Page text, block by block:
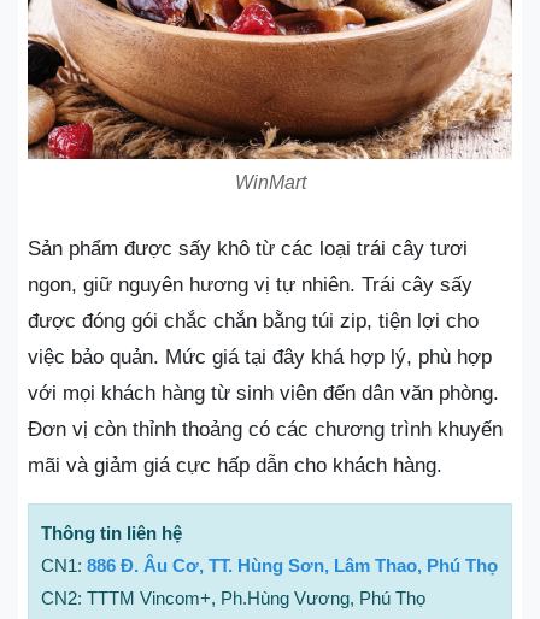
WinMart
Sản phẩm được sấy khô từ các loại trái cây tươi
ngon, giữ nguyên hương vị tự nhiên. Trái cây sấy
được đóng gói chắc chắn bằng túi zip, tiện lợi cho
việc bảo quản. Mức giá tại đây khá hợp lý, phù hợp
với mọi khách hàng từ sinh viên đến dân văn phòng.
Đơn vị còn thỉnh thoảng có các chương trình khuyến
mãi và giảm giá cực hấp dẫn cho khách hàng.
Thông tin liên hệ
CN1: 886 Đ. Âu Cơ, TT. Hùng Sơn, Lâm Thao, Phú Thọ
CN2: TTTM Vincom+, Ph.Hùng Vương, Phú Thọ